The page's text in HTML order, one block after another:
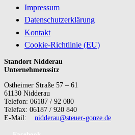
Impressum
Datenschutzerklärung
Kontakt
Cookie-Richtlinie (EU)
Standort Nidderau
Unternehmenssitz
Ostheimer Straße 57 – 61
61130 Nidderau
Telefon: 06187 / 92 080
Telefax: 06187 / 920 840
E-Mail: nidderau@steuer-gonze.de